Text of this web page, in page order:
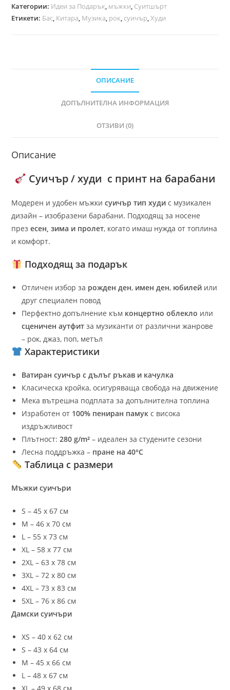
Категории: Идеи за Подарък, мъжки, Суитшърт
Етикети: Бас, Китара, Музика, рок, суичър,Худи
ОПИСАНИЕ
ДОПЪЛНИТЕЛНА ИНФОРМАЦИЯ
ОТЗИВИ (0)
Описание
Суичър / худи с принт на барабани
Модерен и удобен мъжки суичър тип худи с музикален
дизайн – изобразени барабани. Подходящ за носене
презесен, зима и пролет, когато имаш нужда от топлина
и комфорт.
Подходящ за подарък
Отличен избор за рожден ден, имен ден, юбилей или
друг специален повод
Перфектно допълнение към концертно облекло или
сценичен аутфит за музиканти от различни жанрове
– рок, джаз, поп, метъл
Характеристики
Ватиран суичър с дълъг ръкав и качулка
Класическа кройка, осигуряваща свобода на движение
Мека вътрешна подплата за допълнителна топлина
Изработен от 100% пениран памук с висока
издръжливост
Плътност:280 g/m² – идеален за студените сезони
Лесна поддръжка – пране на 40°C
Таблица с размери
Мъжки суичъри
S – 45 х 67 см
M – 46 х 70 см
L – 55 х 73 см
XL – 58 х 77 см
2XL – 63 х 78 см
3XL – 72 х 80 см
4XL – 73 х 83 см
5XL – 76 х 86 см
Дамски суичъри
XS – 40 х 62 см
S – 43 х 64 см
M – 45 х 66 см
L – 48 х 67 см